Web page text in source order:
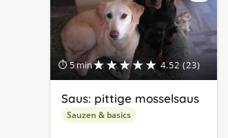
⏱ 5 min★★★★★ 4.52 (23)
Saus: pittige mosselsaus
Sauzen & basics